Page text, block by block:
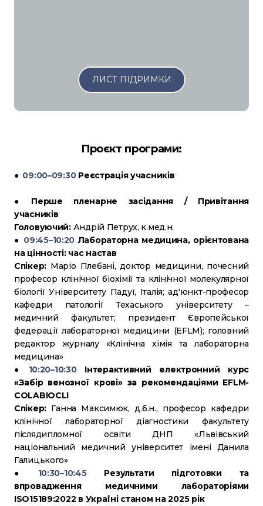
ЛИСТ ПІДРИМКИ
Проєкт програми:
● 09:00–09:30Реєстрація учасників
● Перше пленарне засідання / Привітання
учасників
Головуючий:Андрій Петрух, к.мед.н.
● 09:45–10:20 Лабораторна медицина, орієнтована
на цінності: час настав
Спікер: Маріо Плебані, доктор медицини, почесний
професор клінічної біохімії та клінічної молекулярної
біології Університету Падуї, Італія; ад'юнкт-професор
кафедри патології Техаського університету –
медичний факультет; президент Європейської
федерації лабораторної медицини (EFLM); головний
редактор журналу «Клінічна хімія та лабораторна
медицина»
● 10:20–10:30Інтерактивний електронний курс
«Забір венозної крові» за рекомендаціями EFLM-
COLABIOCLI
Спікер: Ганна Максимюк, д.б.н., професор кафедри
клінічної лабораторної діагностики факультету
післядипломної освіти ДНП «Львівський
національний медичний університет імені Данила
Галицького»
● 10:30–10:45 Результати підготовки та
впровадження медичними лабораторіями
ISO15189:2022 в Україні станом на 2025 рік